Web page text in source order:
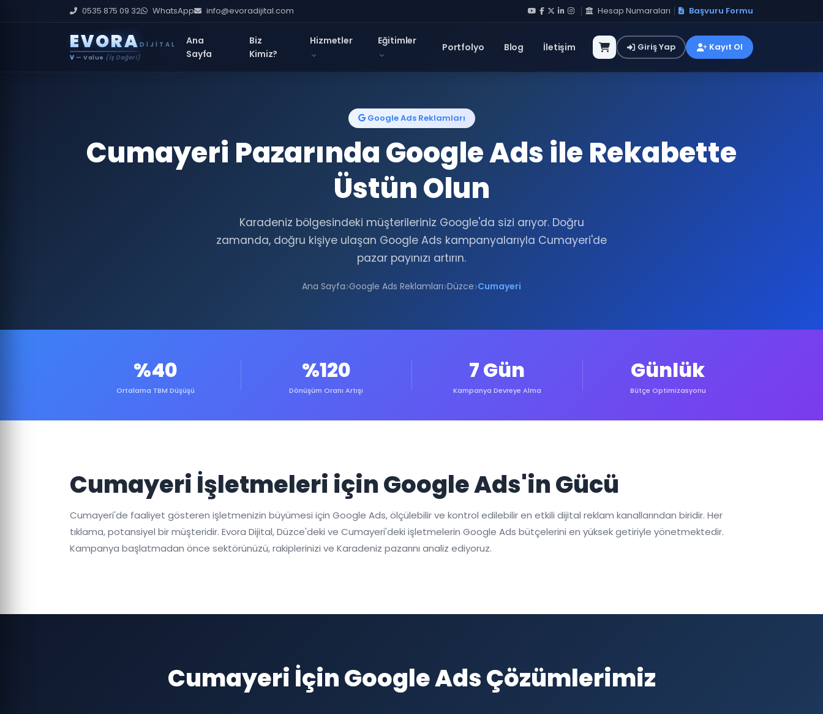
0535 875 09 32 WhatsApp info@evoradijital.com Hesap Numaraları Başvuru Formu
EVORA DIJITAL
V — Value (İş Değeri)
Ana
Sayfa
Biz
Kimiz?
Hizmetler Eğitimler
Portfolyo Blog İletişim Giriş Yap Kayıt Ol
Google Ads Reklamları
Cumayeri Pazarında Google Ads ile Rekabette
Üstün Olun
Karadeniz bölgesindeki müşterileriniz Google'da sizi arıyor. Doğru
zamanda, doğru kişiye ulaşan Google Ads kampanyalarıyla Cumayeri'de
pazar payınızı artırın.
Ana Sayfa Google Ads Reklamları Düzce Cumayeri
%40
Ortalama TBM Düşüşü
%120
Dönüşüm Oranı Artışı
7 Gün
Kampanya Devreye Alma
Günlük
Bütçe Optimizasyonu
Cumayeri İşletmeleri için Google Ads'in Gücü
Cumayeri'de faaliyet gösteren işletmenizin büyümesi için Google Ads, ölçülebilir ve kontrol edilebilir en etkili dijital reklam kanallarından biridir. Her
tıklama, potansiyel bir müşteridir. Evora Dijital, Düzce'deki ve Cumayeri'deki işletmelerin Google Ads bütçelerini en yüksek getiriyle yönetmektedir.
Kampanya başlatmadan önce sektörünüzü, rakiplerinizi ve Karadeniz pazarını analiz ediyoruz.
Cumayeri İçin Google Ads Çözümlerimiz